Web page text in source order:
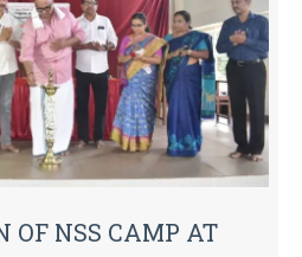
OF NSS CAMP AT